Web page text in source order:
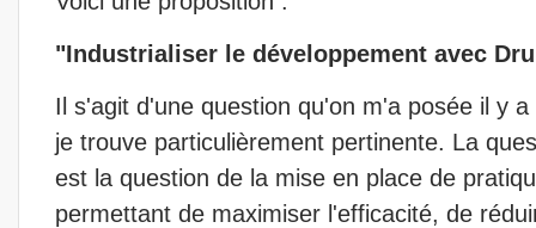
"Industrialiser le développement avec
Il s'agit d'une question qu'on m'a posée il y
je trouve particulièrement pertinente. La
est la question de la mise en place de
permettant de maximiser l'efficacité, de